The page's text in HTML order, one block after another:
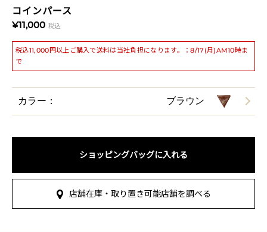
コインパース
¥11,000 税込
税込11,000円以上ご購入で送料は当社負担になります。：8/17(月)AM10時ま
で
カラー： ブラウン
ショッピングバッグに入れる
店舗在庫・取り置き可能店舗を調べる